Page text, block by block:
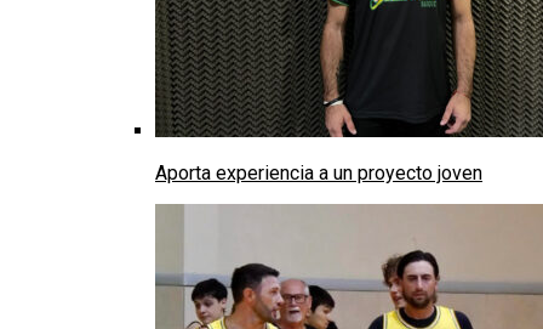
Aporta experiencia a un proyecto joven